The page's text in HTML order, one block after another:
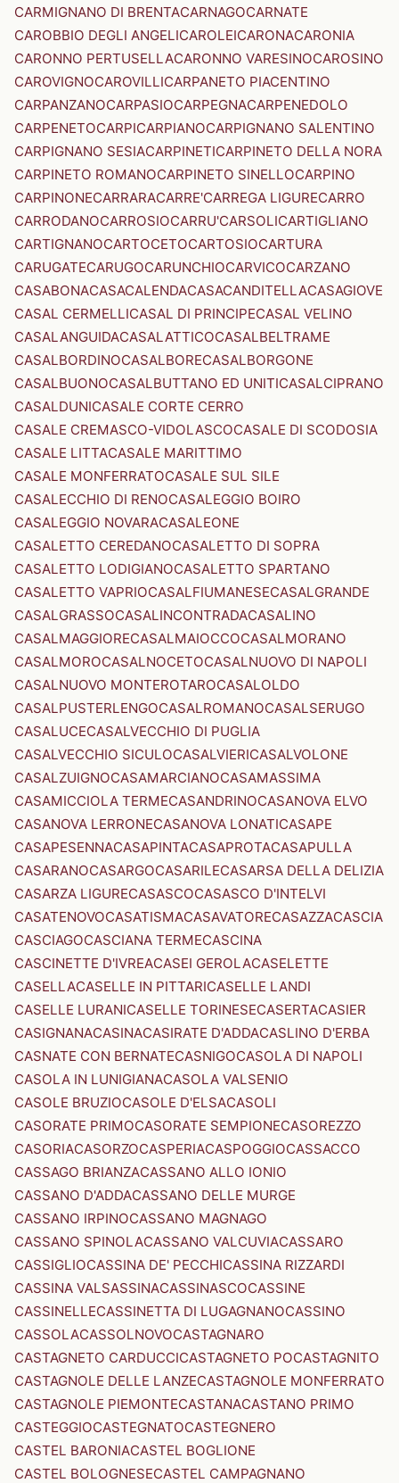
CARMIGNANO DI BRENTACARNAGOCARNATE
CAROBBIO DEGLI ANGELICAROLEICARONACARONIA
CARONNO PERTUSELLACARONNO VARESINOCAROSINO
CAROVIGNOCAROVILLICARPANETO PIACENTINO
CARPANZANOCARPASIOCARPEGNACARPENEDOLO
CARPENETOCARPICARPIANOCARPIGNANO SALENTINO
CARPIGNANO SESIACARPINETICARPINETO DELLA NORA
CARPINETO ROMANOCARPINETO SINELLOCARPINO
CARPINONECARRARACARRE'CARREGA LIGURECARRO
CARRODANOCARROSIOCARRU'CARSOLICARTIGLIANO
CARTIGNANOCARTOCETOCARTOSIOCARTURA
CARUGATECARUGOCARUNCHIOCARVICOCARZANO
CASABONACASACALENDACASACANDITELLACASAGIOVE
CASAL CERMELLICASAL DI PRINCIPECASAL VELINO
CASALANGUIDACASALATTICOCASALBELTRAME
CASALBORDINOCASALBORECASALBORGONE
CASALBUONOCASALBUTTANO ED UNITICASALCIPRANO
CASALDUNICASALE CORTE CERRO
CASALE CREMASCO-VIDOLASCOCASALE DI SCODOSIA
CASALE LITTACASALE MARITTIMO
CASALE MONFERRATOCASALE SUL SILE
CASALECCHIO DI RENOCASALEGGIO BOIRO
CASALEGGIO NOVARACASALEONE
CASALETTO CEREDANOCASALETTO DI SOPRA
CASALETTO LODIGIANOCASALETTO SPARTANO
CASALETTO VAPRIOCASALFIUMANESECASALGRANDE
CASALGRASSOCASALINCONTRADACASALINO
CASALMAGGIORECASALMAIOCCOCASALMORANO
CASALMOROCASALNOCETOCASALNUOVO DI NAPOLI
CASALNUOVO MONTEROTAROCASALOLDO
CASALPUSTERLENGOCASALROMANOCASALSERUGO
CASALUCECASALVECCHIO DI PUGLIA
CASALVECCHIO SICULOCASALVIERICASALVOLONE
CASALZUIGNOCASAMARCIANOCASAMASSIMA
CASAMICCIOLA TERMECASANDRINOCASANOVA ELVO
CASANOVA LERRONECASANOVA LONATICASAPE
CASAPESENNACASAPINTACASAPROTACASAPULLA
CASARANOCASARGOCASARILECASARSA DELLA DELIZIA
CASARZA LIGURECASASCOCASASCO D'INTELVI
CASATENOVOCASATISMACASAVATORECASAZZACASCIA
CASCIAGOCASCIANA TERMECASCINA
CASCINETTE D'IVREACASEI GEROLACASELETTE
CASELLACASELLE IN PITTARICASELLE LANDI
CASELLE LURANICASELLE TORINESECASERTACASIER
CASIGNANACASINACASIRATE D'ADDACASLINO D'ERBA
CASNATE CON BERNATECASNIGOCASOLA DI NAPOLI
CASOLA IN LUNIGIANACASOLA VALSENIO
CASOLE BRUZIOCASOLE D'ELSACASOLI
CASORATE PRIMOCASORATE SEMPIONECASOREZZO
CASORIACASORZOCASPERIACASPOGGIOCASSACCO
CASSAGO BRIANZACASSANO ALLO IONIO
CASSANO D'ADDACASSANO DELLE MURGE
CASSANO IRPINOCASSANO MAGNAGO
CASSANO SPINOLACASSANO VALCUVIACASSARO
CASSIGLIOCASSINA DE' PECCHICASSINA RIZZARDI
CASSINA VALSASSINACASSINASCOCASSINE
CASSINELLECASSINETTA DI LUGAGNANOCASSINO
CASSOLACASSOLNOVOCASTAGNARO
CASTAGNETO CARDUCCICASTAGNETO POCASTAGNITO
CASTAGNOLE DELLE LANZECASTAGNOLE MONFERRATO
CASTAGNOLE PIEMONTECASTANACASTANO PRIMO
CASTEGGIOCASTEGNATOCASTEGNERO
CASTEL BARONIACASTEL BOGLIONE
CASTEL BOLOGNESECASTEL CAMPAGNANO